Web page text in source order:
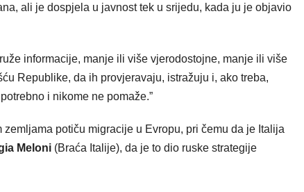
ali je dospjela u javnost tek u srijedu, kada ju je objavio
informacije, manje ili više vjerodostojne, manje ili više
Republike, da ih provjeravaju, istražuju i, ako treba,
i nikome ne pomaže.”
potiču migracije u Evropu, pri čemu da je Italija
Meloni (Braća Italije), da je to dio ruske strategije